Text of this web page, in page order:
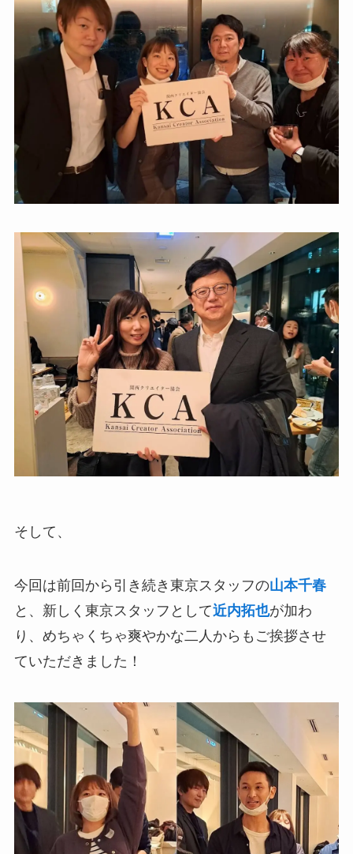
そして、
今回は前回から引き続き東京スタッフの山本千春
と、新しく東京スタッフとして近内拓也が加わ
り、めちゃくちゃ爽やかな二人からもご挨拶させ
ていただきました！